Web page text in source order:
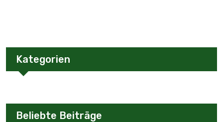
Kategorien
Beliebte Beiträge